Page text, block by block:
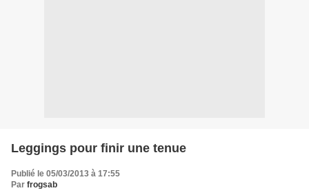
Leggings pour finir une tenue
Publié le 05/03/2013 à 17:55
Par frogsab